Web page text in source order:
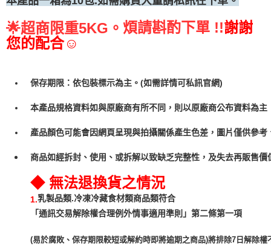
🌟超商限重5KG。 煩請斟酌下單 !!謝謝
您的配合☺
保存期限：依包裝標示為主。(如需詳情可私訊官網)
本產品規格資料如與原廠商有所不同，則以原廠商公布資料為主
產品顏色可能會因網頁呈現與拍攝關係產生色差，圖片僅供參
商品如經拆封、使用、或拆解以致缺乏完整性，及失去再販售
◆ 無法退換貨之情況
1.乳製品類.冷凍冷藏食材類商品類符合
「通訊交易解除權合理例外情事適用準則」第二條第一項
(易於腐敗、保存期限較短或解約時即將逾期之商品)將排除7日解除權